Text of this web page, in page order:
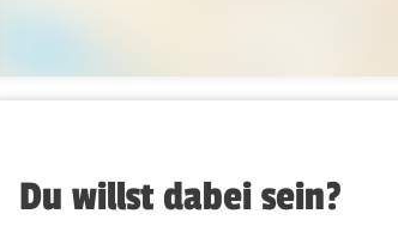
Du willst dabei sein?